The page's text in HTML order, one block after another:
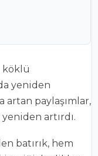
yeniden
artan paylaşımlar,
artırdı.
batırık, hem